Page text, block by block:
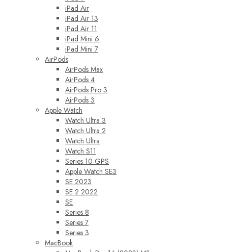
iPad Air
iPad Air 13
iPad Air 11
iPad Mini 6
iPad Mini 7
AirPods
AirPods Max
AirPods 4
AirPods Pro 3
AirPods 3
Apple Watch
Watch Ultra 3
Watch Ultra 2
Watch Ultra
Watch S11
Series 10 GPS
Apple Watch SE3
SE 2023
SE 2 2022
SE
Series 8
Series 7
Series 3
MacBook